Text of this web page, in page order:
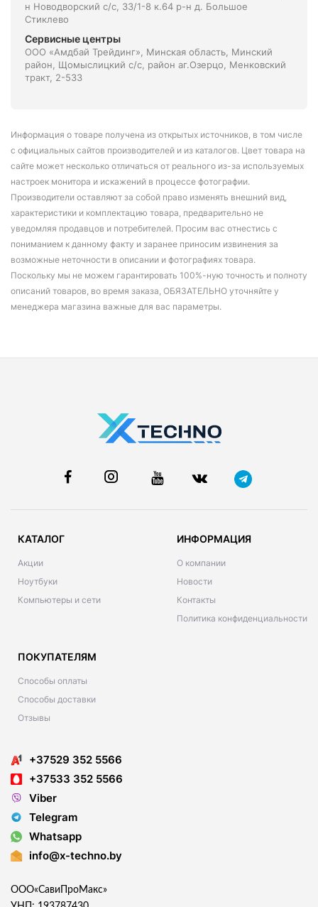
н Новодворский с/с, 33/1-8 к.64 р-н д. Большое
Стиклево
Сервисные центры
ООО «Амдбай Трейдинг», Минская область, Минский
район, Щомыслицкий с/с, район аг.Озерцо, Менковский
тракт, 2-533
Информация о товаре получена из открытых источников, в том числе
с официальных сайтов производителей и из каталогов. Цвет товара на
сайте может несколько отличаться от реального из-за используемых
настроек монитора и искажений в процессе фотографии.
Производители оставляют за собой право изменять внешний вид,
характеристики и комплектацию товара, предварительно не
уведомляя продавцов и потребителей. Просим вас отнестись с
пониманием к данному факту и заранее приносим извинения за
возможные неточности в описании и фотографиях товара.
Поскольку мы не можем гарантировать 100%-ную точность и полноту
описаний товаров, во время заказа, ОБЯЗАТЕЛЬНО уточняйте у
менеджера магазина важные для вас параметры.
КАТАЛОГ
Акции
Ноутбуки
Компьютеры и сети
ИНФОРМАЦИЯ
О компании
Новости
Контакты
Политика конфиденциальности
ПОКУПАТЕЛЯМ
Способы оплаты
Способы доставки
Отзывы
+37529 352 5566
+37533 352 5566
Viber
Telegram
Whatsapp
info@x-techno.by
ООО«СавиПроМакс»